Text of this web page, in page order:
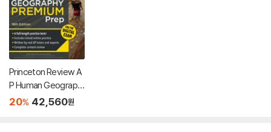
Princeton Review A
P Human Geograph
y Premium Prep, 18t
20% 42,560원